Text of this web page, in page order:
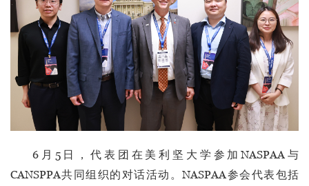
6月5日，代表团在美利坚大学参加NASPAA与
CANSPPA共同组织的对话活动。NASPAA参会代表包括